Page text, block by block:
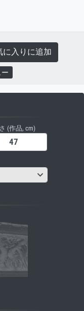
入りに追加
ー
(作品, cm)